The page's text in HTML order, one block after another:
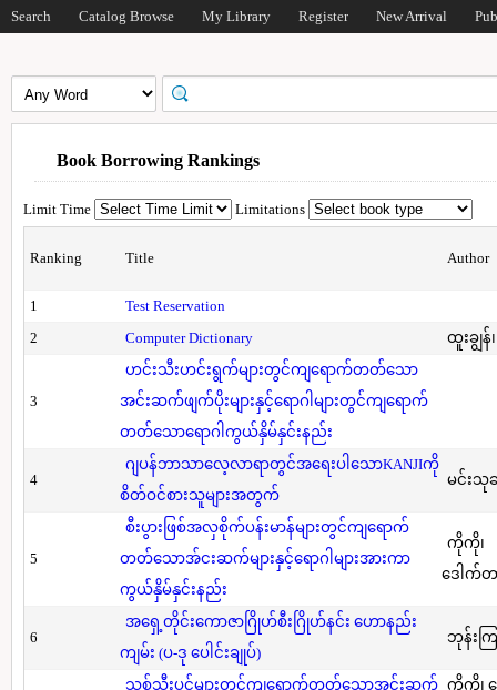
Search Catalog Browse My Library Register New Arrival
Book Borrowing Rankings
Limit Time Limitations
Ranking Title Author
1
Test Reservation
2
Computer Dictionary ထူးချွန်
3
ဟင်းသီးဟင်းရွက်များတွင်ကျရောက်တတ်သော
အင်းဆက်ဖျက်ပိုးများနှင့်ရောဂါများတွင်ကျရောက်
တတ်သောရောဂါကွယ်နှိမ်နှင်းနည်း
4
ဂျပန်ဘာသာလေ့လာရာတွင်အရေးပါသောKANJIကို
စိတ်ဝင်စားသူများအတွက်
မင်းသုခ
5
စီးပွားဖြစ်အလှစိုက်ပန်းမာန်များတွင်ကျရောက်
တတ်သောအ်ငးဆက်များနှင့်ရောဂါများအားကာ
ကွယ်နှိမ်နှင်းနည်း
ကိုကို၊
ဒေါက်တ
6
အရှေ့တိုင်းကောဇာဂြိုဟ်စီးဂြိုဟ်နင်း ဟောနည်း
ကျမ်း (ပ-ဒု ပေါင်းချုပ်)
ဘုန်းက
သစ်သီးပင်များတွင်ကျရောက်တတ်သောအင်းဆက် ကိုကို၊